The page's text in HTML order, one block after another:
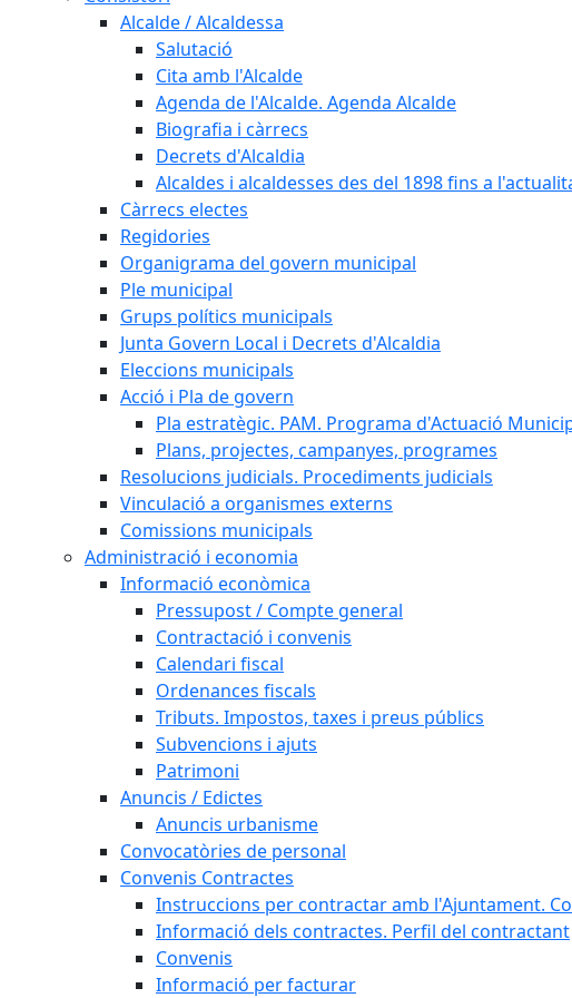
Alcalde / Alcaldessa
Salutació
Cita amb l'Alcalde
Agenda de l'Alcalde. Agenda Alcalde
Biografia i càrrecs
Decrets d'Alcaldia
Alcaldes i alcaldesses des del 1898 fins a
Càrrecs electes
Regidories
Organigrama del govern municipal
Ple municipal
Grups polítics municipals
Junta Govern Local i Decrets d'Alcaldia
Eleccions municipals
Acció i Pla de govern
Pla estratègic. PAM. Programa d'Actuació
Plans, projectes, campanyes, programes
Resolucions judicials. Procediments judicials
Vinculació a organismes externs
Comissions municipals
Administració i economia
Informació econòmica
Pressupost / Compte general
Contractació i convenis
Calendari fiscal
Ordenances fiscals
Tributs. Impostos, taxes i preus públics
Subvencions i ajuts
Patrimoni
Anuncis / Edictes
Anuncis urbanisme
Convocatòries de personal
Convenis Contractes
Instruccions per contractar amb l'Ajuntament.
Informació dels contractes. Perfil del contractant
Convenis
Informació per facturar